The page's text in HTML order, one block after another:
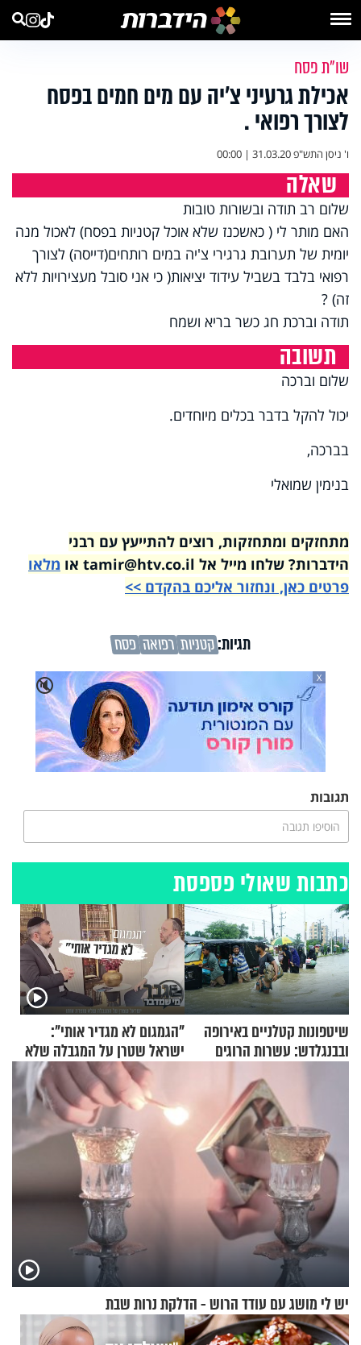
שו"ת פסח
אכילת גרעיני צ’יה עם מים חמים בפסח
לצורך רפואי .
ו' ניסן התש"פ31.03.20 | 00:00
שאלה
שלום רב תודה ובשורות טובות
האם מותר לי ( כאשכנז שלא אוכל קטניות בפסח) לאכול מנה
יומית של תערובת גרגירי צ'יה במים רותחים(דייסה) לצורך
רפואי בלבד בשביל עידוד יציאות( כי אני סובל מעצירויות ללא
זה) ?
תודה וברכת חג כשר בריא ושמח
תשובה
שלום וברכה
יכול להקל בדבר בכלים מיוחדים.
בברכה,
בנימין שמואלי
מתחזקים ומתחזקות, רוצים להתייעץ עם רבני
הידברות? שלחו מייל אל tamir@htv.co.il או
מלאו
פרטים כאן, ונחזור אליכם בהקדם >>
תגיות:קטניות רפואה פסח
🔇
X
תגובות
הוסיפו תגובה
כתבות שאולי פספסת
שיטפונות קטלניים באירופה
ובבנגלדש: עשרות הרוגים
"הגמגום לא מגדיר אותי":
ישראל שטרן על המגבלה שלא
עוצרת אותו
יש לי מושג עם עודד הרוש - הדלקת נרות שבת